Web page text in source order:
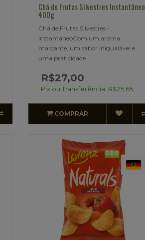
Chá de Frutas Silvestres Instantâneo
400g
Chá de Frutas Silvestres -
InstantâneoCom um aroma
marcante, um sabor inigualável e
uma praticidade ..
R$27,00
Pix ou Transferência: R$25,65
COMPRAR